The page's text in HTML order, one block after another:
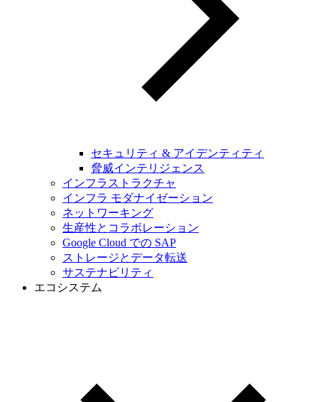
セキュリティ & アイデンティティ
脅威インテリジェンス
インフラストラクチャ
インフラ モダナイゼーション
ネットワーキング
生産性とコラボレーション
Google Cloud での SAP
ストレージとデータ転送
サステナビリティ
エコシステム